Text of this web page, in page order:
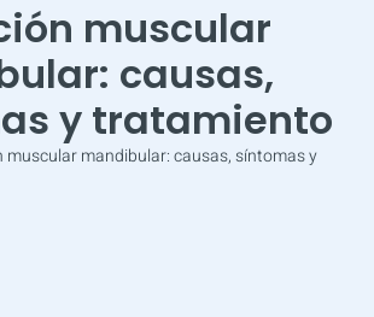
muscular
causas,
y tratamiento
muscular mandibular: causas, síntomas y